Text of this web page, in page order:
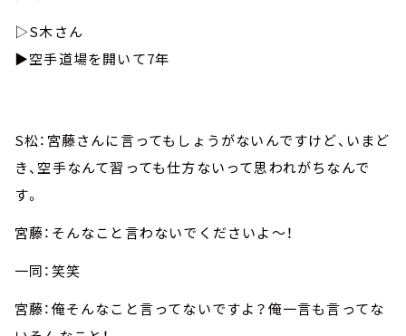
▷S木さん
▶︎空手道場を開いて7年
S松：宮藤さんに言ってもしょうがないんですけど、いまど
き、空手なんて習っても仕方ないって思われがちなんで
す。
宮藤：そんなこと言わないでくださいよ～！
一同：笑笑
宮藤：俺そんなこと言ってないですよ？俺一言も言ってな